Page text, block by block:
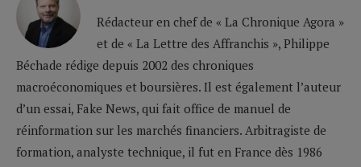
Rédacteur en chef de « La Chronique Agora »
et de « La Lettre des Affranchis », Philippe
Béchade rédige depuis 2002 des chroniques
macroéconomiques et boursières. Il est également l’auteur
d’un essai, Fake News, qui fait office de manuel de
réinformation sur les marchés financiers. Arbitragiste de
formation, analyste technique, il fut en France dès 1986